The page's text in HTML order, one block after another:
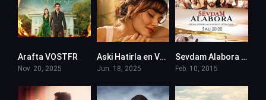
Arafta VOSTFR
Nov. 20, 2025
Aski Hatirla en VF (Voix Francaise)
Jun. 18, 2025
Sevdam Alabora en VF (Voix Francaise)
Feb. 10, 2015